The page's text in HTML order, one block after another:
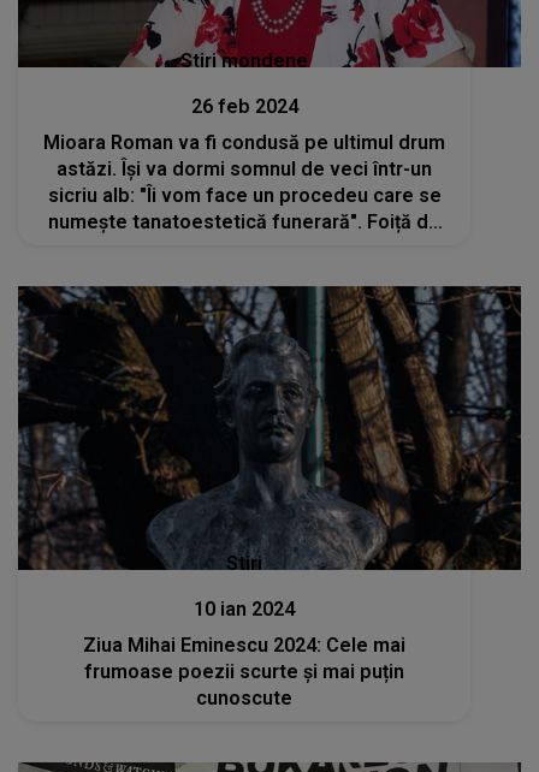
Stiri mondene
26 feb 2024
Mioara Roman va fi condusă pe ultimul drum
astăzi. Își va dormi somnul de veci într-un
sicriu alb: "Îi vom face un procedeu care se
numește tanatoestetică funerară". Foiță de
Stiri
10 ian 2024
Ziua Mihai Eminescu 2024: Cele mai
frumoase poezii scurte și mai puțin
cunoscute